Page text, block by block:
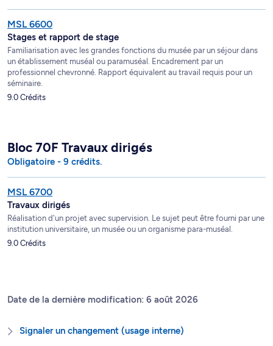
MSL 6600
Stages et rapport de stage
Familiarisation avec les grandes fonctions du musée par un séjour dans
un établissement muséal ou paramuséal. Encadrement par un
professionnel chevronné. Rapport équivalent au travail requis pour un
séminaire.
9.0 Crédits
Bloc 70F Travaux dirigés
Obligatoire - 9 crédits.
MSL 6700
Travaux dirigés
Réalisation d'un projet avec supervision. Le sujet peut être fourni par une
institution universitaire, un musée ou un organisme para-muséal.
9.0 Crédits
Date de la dernière modification: 6 août 2026
Signaler un changement (usage interne)